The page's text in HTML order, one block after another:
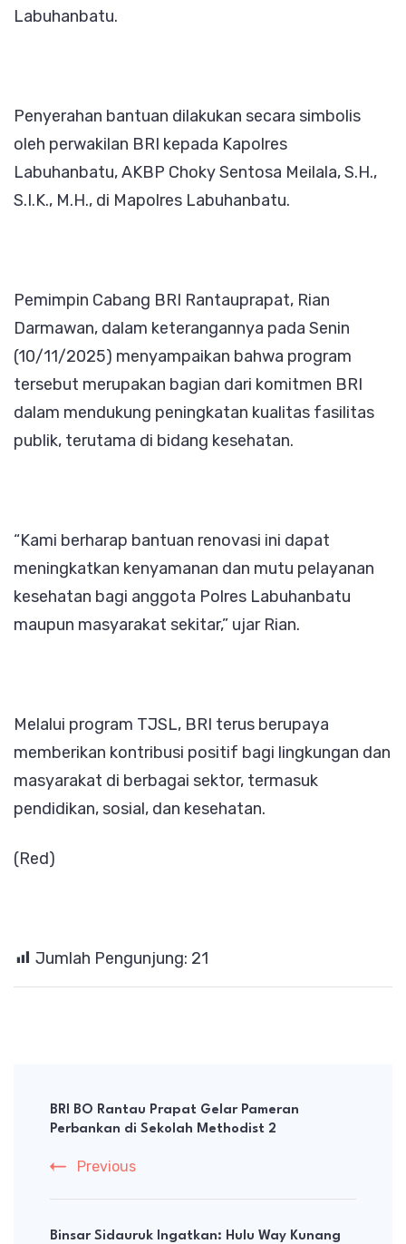
Labuhanbatu.
Penyerahan bantuan dilakukan secara simbolis
oleh perwakilan BRI kepada Kapolres
Labuhanbatu, AKBP Choky Sentosa Meilala, S.H.,
S.I.K., M.H., di Mapolres Labuhanbatu.
Pemimpin Cabang BRI Rantauprapat, Rian
Darmawan, dalam keterangannya pada Senin
(10/11/2025) menyampaikan bahwa program
tersebut merupakan bagian dari komitmen BRI
dalam mendukung peningkatan kualitas fasilitas
publik, terutama di bidang kesehatan.
“Kami berharap bantuan renovasi ini dapat
meningkatkan kenyamanan dan mutu pelayanan
kesehatan bagi anggota Polres Labuhanbatu
maupun masyarakat sekitar,” ujar Rian.
Melalui program TJSL, BRI terus berupaya
memberikan kontribusi positif bagi lingkungan dan
masyarakat di berbagai sektor, termasuk
pendidikan, sosial, dan kesehatan.
(Red)
Jumlah Pengunjung: 21
Navigation
BRI BO Rantau Prapat Gelar Pameran
Perbankan di Sekolah Methodist 2
Previous
Binsar Sidauruk Ingatkan: Hulu Way Kunang